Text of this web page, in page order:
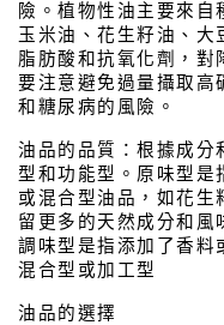
險。植物性油主要來自
玉米油、花生籽油、大
脂肪酸和抗氧化劑，對
要注意避免過量攝取高
和糖尿病的風險。
油品的品質：根據成分
型和功能型。原味型是
或混合型油品，如花生
留更多的天然成分和風
調味型是指添加了香料
混合型或加工型
油品的選擇